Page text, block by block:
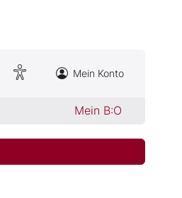
Mein Konto
Mein B:O